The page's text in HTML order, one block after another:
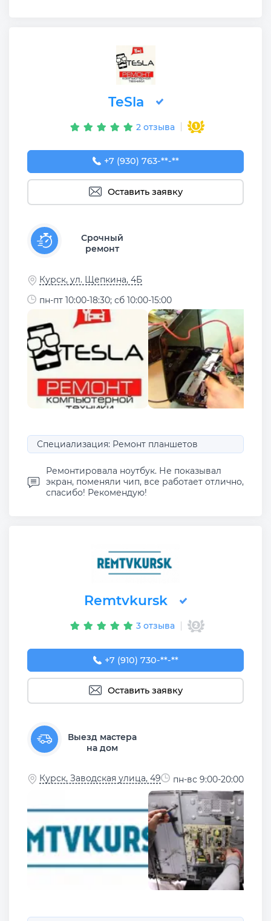
TeSla
2 отзыва
+7 (930) 763-52-42
+7 (930) 763-**-**
Оставить заявку
Срочный
ремонт
Курск, ул. Щепкина, 4Б
пн-пт 10:00-18:30; сб 10:00-15:00
Специализация: Ремонт планшетов
Ремонтировала ноутбук. Не показывал
экран, поменяли чип, все работает отлично,
спасибо! Рекомендую!
Remtvkursk
3 отзыва
+7 (910) 730-28-47
+7 (910) 730-**-**
Оставить заявку
Выезд мастера
на дом
Курск, Заводская улица, 49 пн-вс 9:00-20:00